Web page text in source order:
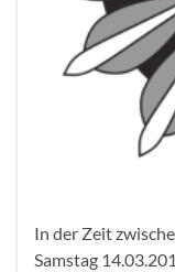
In der Zeit
Samstag